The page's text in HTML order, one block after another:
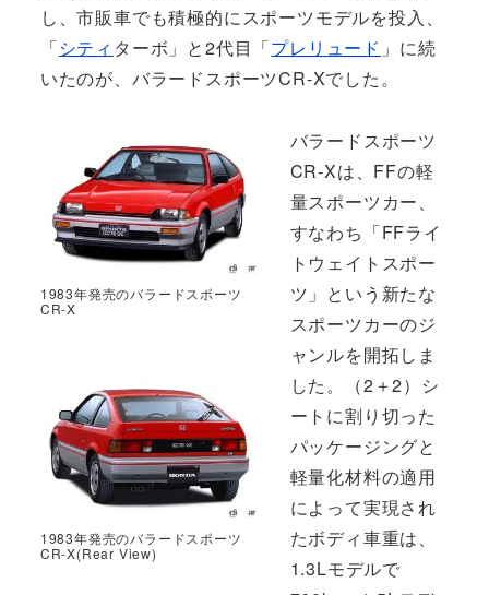
し、市販車でも積極的にスポーツモデルを投入、
「シティ ターボ」と2代目「プレリュード 」に続
いたのが、バラードスポーツCR-Xでした。
1983年発売のバラードスポーツ
CR-X
1983年発売のバラードスポーツ
CR-X(Rear View)
バラードスポーツ
CR-Xは、FFの軽
量スポーツカー、
すなわち「FFライ
トウェイトスポー
ツ」という新たな
スポーツカーのジ
ャンルを開拓しま
した。（2＋2）シ
ートに割り切った
パッケージングと
軽量化材料の適用
によって実現され
たボディ車重は、
1.3Lモデルで